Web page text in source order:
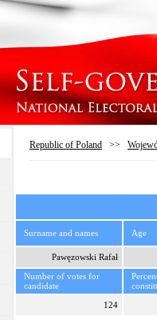
Republic of Poland >>
Surname and names Age
Pawęzowski Rafał
Number of votes for
candidate
124